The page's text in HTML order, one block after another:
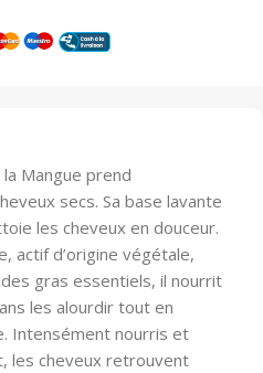
Mangue prend
secs. Sa base lavante
les cheveux en douceur.
actif d’origine végétale,
gras essentiels, il nourrit
les alourdir tout en
Intensément nourris et
les cheveux retrouvent